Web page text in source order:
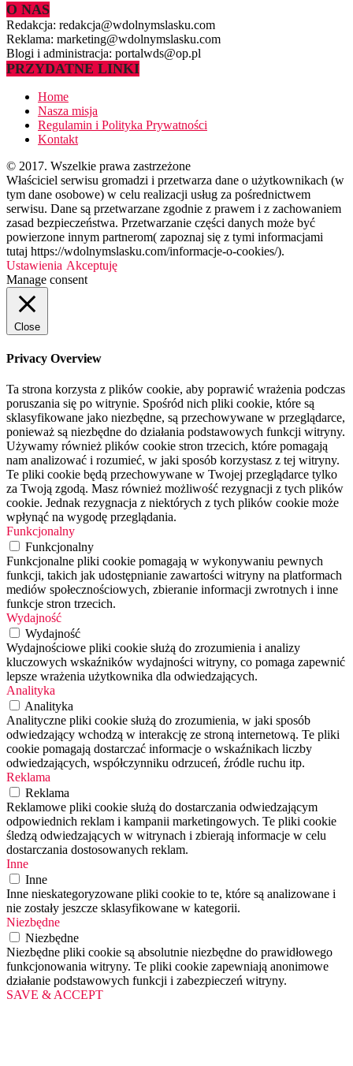
O NAS
Redakcja: redakcja@wdolnymslasku.com
Reklama: marketing@wdolnymslasku.com
Blogi i administracja: portalwds@op.pl
PRZYDATNE LINKI
Home
Nasza misja
Regulamin i Polityka Prywatności
Kontakt
© 2017. Wszelkie prawa zastrzeżone
Właściciel serwisu gromadzi i przetwarza dane o użytkownikach (w
tym dane osobowe) w celu realizacji usług za pośrednictwem
serwisu. Dane są przetwarzane zgodnie z prawem i z zachowaniem
zasad bezpieczeństwa. Przetwarzanie części danych może być
powierzone innym partnerom( zapoznaj się z tymi informacjami
tutaj https://wdolnymslasku.com/informacje-o-cookies/).
Ustawienia Akceptuję
Manage consent
Close
Privacy Overview
Ta strona korzysta z plików cookie, aby poprawić wrażenia podczas
poruszania się po witrynie. Spośród nich pliki cookie, które są
sklasyfikowane jako niezbędne, są przechowywane w przeglądarce,
ponieważ są niezbędne do działania podstawowych funkcji witryny.
Używamy również plików cookie stron trzecich, które pomagają
nam analizować i rozumieć, w jaki sposób korzystasz z tej witryny.
Te pliki cookie będą przechowywane w Twojej przeglądarce tylko
za Twoją zgodą. Masz również możliwość rezygnacji z tych plików
cookie. Jednak rezygnacja z niektórych z tych plików cookie może
wpłynąć na wygodę przeglądania.
Funkcjonalny
Funkcjonalny
Funkcjonalne pliki cookie pomagają w wykonywaniu pewnych
funkcji, takich jak udostępnianie zawartości witryny na platformach
mediów społecznościowych, zbieranie informacji zwrotnych i inne
funkcje stron trzecich.
Wydajność
Wydajność
Wydajnościowe pliki cookie służą do zrozumienia i analizy
kluczowych wskaźników wydajności witryny, co pomaga zapewnić
lepsze wrażenia użytkownika dla odwiedzających.
Analityka
Analityka
Analityczne pliki cookie służą do zrozumienia, w jaki sposób
odwiedzający wchodzą w interakcję ze stroną internetową. Te pliki
cookie pomagają dostarczać informacje o wskaźnikach liczby
odwiedzających, współczynniku odrzuceń, źródle ruchu itp.
Reklama
Reklama
Reklamowe pliki cookie służą do dostarczania odwiedzającym
odpowiednich reklam i kampanii marketingowych. Te pliki cookie
śledzą odwiedzających w witrynach i zbierają informacje w celu
dostarczania dostosowanych reklam.
Inne
Inne
Inne nieskategoryzowane pliki cookie to te, które są analizowane i
nie zostały jeszcze sklasyfikowane w kategorii.
Niezbędne
Niezbędne
Niezbędne pliki cookie są absolutnie niezbędne do prawidłowego
funkcjonowania witryny. Te pliki cookie zapewniają anonimowe
działanie podstawowych funkcji i zabezpieczeń witryny.
SAVE & ACCEPT